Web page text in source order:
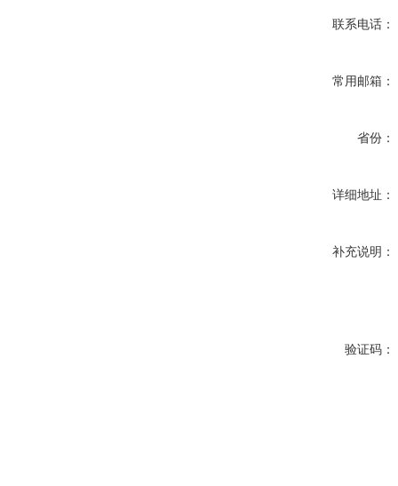
联系电话：
常用邮箱：
省份：
详细地址：
补充说明：
验证码：